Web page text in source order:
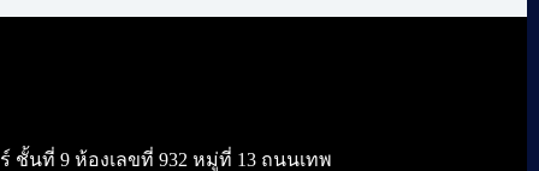
ร์ ชั้นที่ 9 ห้องเลขที่ 932 หมู่ที่ 13 ถนนเทพ